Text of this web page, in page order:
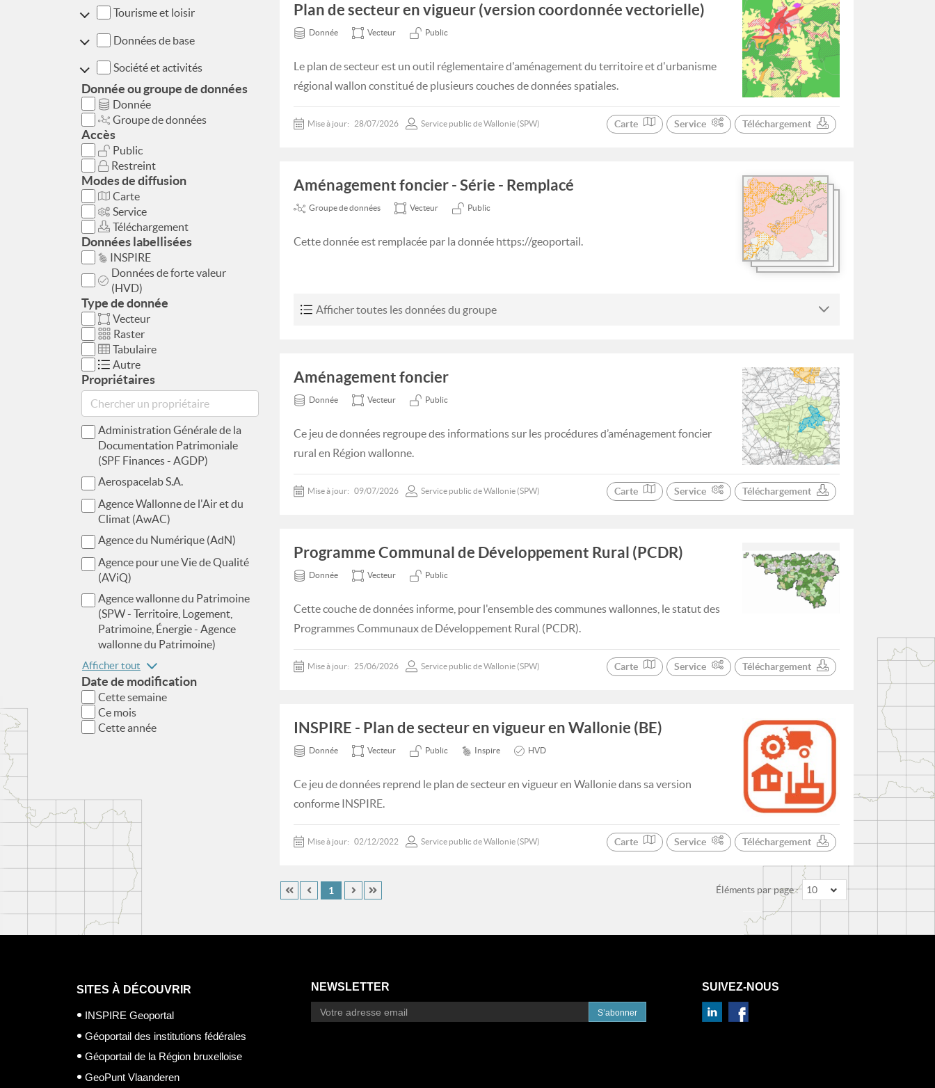
Tourisme et loisir
Données de base
Société et activités
Donnée ou groupe de données
Donnée
Groupe de données
Accès
Public
Restreint
Modes de diffusion
Carte
Service
Téléchargement
Données labellisées
INSPIRE
Données de forte valeur
(HVD)
Type de donnée
Vecteur
Raster
Tabulaire
Autre
Propriétaires
Administration Générale de la
Documentation Patrimoniale
(SPF Finances - AGDP)
Aerospacelab S.A.
Agence Wallonne de l'Air et du
Climat (AwAC)
Agence du Numérique (AdN)
Agence pour une Vie de Qualité
(AViQ)
Agence wallonne du Patrimoine
(SPW - Territoire, Logement,
Patrimoine, Énergie - Agence
wallonne du Patrimoine)
Afficher tout
Date de modification
Cette semaine
Ce mois
Cette année
Plan de secteur en vigueur (version coordonnée vectorielle)
Donnée Vecteur Public
Le plan de secteur est un outil réglementaire d'aménagement du territoire et d'urbanisme
régional wallon constitué de plusieurs couches de données spatiales.
Mise à jour: 28/07/2026 Service public de Wallonie (SPW) Carte Service Téléchargement
Aménagement foncier - Série - Remplacé
Groupe de données Vecteur Public
Cette donnée est remplacée par la donnée https://geoportail.
Afficher toutes les données du groupe
Aménagement foncier
Donnée Vecteur Public
Ce jeu de données regroupe des informations sur les procédures d’aménagement foncier
rural en Région wallonne.
Mise à jour: 09/07/2026 Service public de Wallonie (SPW) Carte Service Téléchargement
Programme Communal de Développement Rural (PCDR)
Donnée Vecteur Public
Cette couche de données informe, pour l'ensemble des communes wallonnes, le statut des
Programmes Communaux de Développement Rural (PCDR).
Mise à jour: 25/06/2026 Service public de Wallonie (SPW) Carte Service Téléchargement
INSPIRE - Plan de secteur en vigueur en Wallonie (BE)
Donnée Vecteur Public Inspire HVD
Ce jeu de données reprend le plan de secteur en vigueur en Wallonie dans sa version
conforme INSPIRE.
Mise à jour: 02/12/2022 Service public de Wallonie (SPW) Carte Service Téléchargement
Éléments par page : 10
1
SITES À DÉCOUVRIR
INSPIRE Geoportal
Géoportail des institutions fédérales
Géoportail de la Région bruxelloise
GeoPunt Vlaanderen
NEWSLETTER
S’abonner
SUIVEZ-NOUS